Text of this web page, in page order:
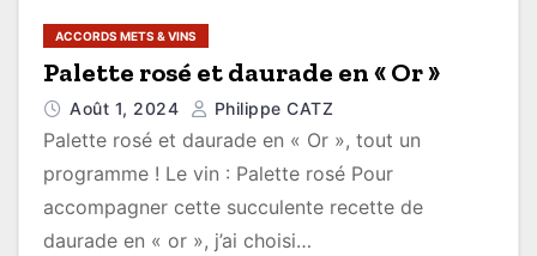
ACCORDS METS & VINS
Palette rosé et daurade en « Or »
Août 1, 2024 Philippe CATZ
Palette rosé et daurade en « Or », tout un
programme ! Le vin : Palette rosé Pour
accompagner cette succulente recette de
daurade en « or », j’ai choisi…